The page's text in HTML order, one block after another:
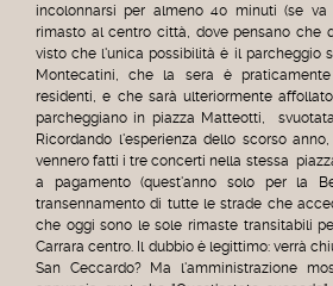
incolonnarsi per almeno 40 minuti (se va
rimasto al centro città, dove pensano che
visto che l'unica possibilità è il parcheggio
Montecatini, che la sera è
residenti, e che sarà ulteriormente
parcheggiano in piazza Matteotti,
Ricordando l'esperienza dello scorso
vennero fatti i tre concerti nella stessa
a pagamento (quest'anno solo per la
transennamento di tutte le strade che
che oggi sono le sole rimaste transitabili
Carrara centro. Il dubbio è legittimo: verrà
San Ceccardo? Ma l'amministrazione